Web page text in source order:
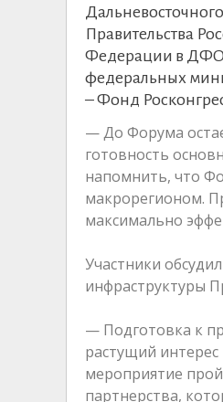
Правительства
Федерации в ДФО
федеральных
– Фонд
— До Форума
готовность
напомнить, что
макрорегионом.
максимально
Участники
инфраструктуры
— Подготовка к
растущий
мероприятие
партнерства,